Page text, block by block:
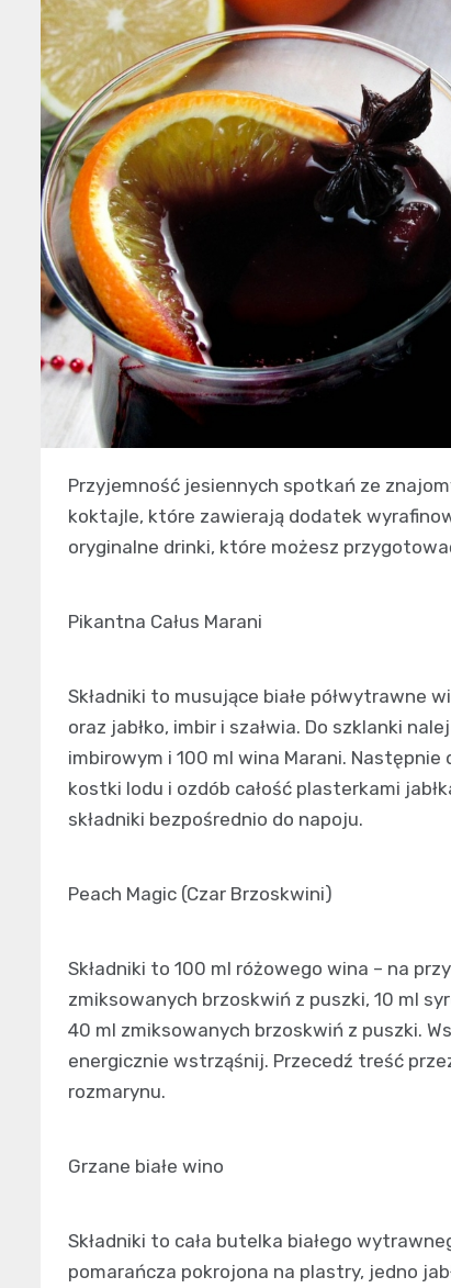
Przyjemność jesiennych spotkań ze
koktajle, które zawierają dodatek
oryginalne drinki, które możesz
Pikantna Całus Marani
Składniki to musujące białe półwytrawne
oraz jabłko, imbir i szałwia. Do szklanki
imbirowym i 100 ml wina Marani.
kostki lodu i ozdób całość plasterkami
składniki bezpośrednio do napoju.
Peach Magic (Czar Brzoskwini)
Składniki to 100 ml różowego wina – na
zmiksowanych brzoskwiń z puszki, 10 ml
40 ml zmiksowanych brzoskwiń z puszki.
energicznie wstrząśnij. Przecedź treść
rozmarynu.
Grzane białe wino
Składniki to cała butelka białego
pomarańcza pokrojona na plastry, jedno